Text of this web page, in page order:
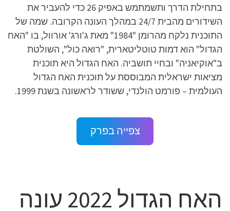
בתחילת הדרך ותשמתמש באפיק 26 כדי להעביר את
השידורים מהבית 24/7 במהלך העונה הקרובה. שמה של
התוכנית נלקח מהרומן "1984" מאת ג'ורג' אורוול, בו "האח
הגדול" הוא דמות טוטליטארית, "רואה כול", השולטת
ב"אוקיאניה" ובחיי תושביה. האח הגדול היא תוכנית
מציאות ישראלית המבוססת על תוכנית האח הגדול
העולמית – פורמט הולנדי, ששודר לראשונה בשנת 1999.
צפייה בפרק
האח הגדול 2022 עונה